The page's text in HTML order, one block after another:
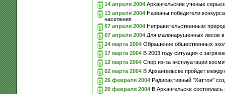
14 апреля 2004Архангельские ученые
13 апреля 2004Названы победители
населения
07 апреля 2004Неправительственным
07 апреля 2004Для малонарушенных лесов в
24 марта 2004Обращение общественных
17 марта 2004В 2003 году ситуация с
12 марта 2004Спор из-за эксплуатации
02 марта 2004В Архангельске пройдет
26 февраля 2004Радиоактивный "Хаттон"
20 февраля 2004В Архангельске